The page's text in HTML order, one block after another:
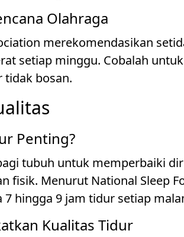
Olahraga
merekomendasikan
setiap minggu. Cobalah
tidak bosan.
Penting?
tubuh untuk memperbaiki
fisik. Menurut National Sleep
hingga 9 jam tidur setiap
Kualitas Tidur